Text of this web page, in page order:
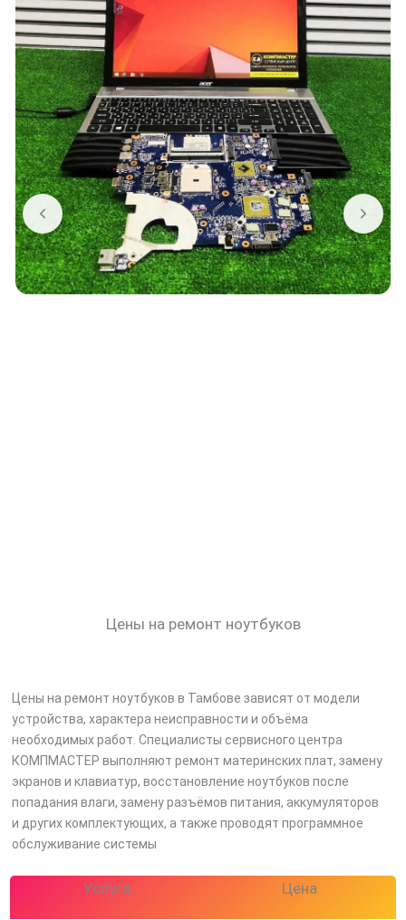
Цены на ремонт ноутбуков
Цены на ремонт ноутбуков в Тамбове зависят от модели
устройства, характера неисправности и объёма
необходимых работ. Специалисты сервисного центра
КОМПМАСТЕР выполняют ремонт материнских плат, замену
экранов и клавиатур, восстановление ноутбуков после
попадания влаги, замену разъёмов питания, аккумуляторов
и других комплектующих, а также проводят программное
обслуживание системы
Услуга Цена